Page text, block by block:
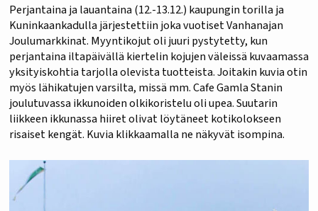
Perjantaina ja lauantaina (12.-13.12.) kaupungin torilla ja
Kuninkaankadulla järjestettiin joka vuotiset Vanhanajan
Joulumarkkinat. Myyntikojut oli juuri pystytetty, kun
perjantaina iltapäivällä kiertelin kojujen väleissä kuvaamassa
yksityiskohtia tarjolla olevista tuotteista. Joitakin kuvia otin
myös lähikatujen varsilta, missä mm. Cafe Gamla Stanin
joulutuvassa ikkunoiden olkikoristelu oli upea. Suutarin
liikkeen ikkunassa hiiret olivat löytäneet kotikolokseen
risaiset kengät. Kuvia klikkaamalla ne näkyvät isompina.